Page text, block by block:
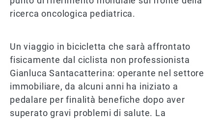
ricerca oncologica pediatrica.
Un viaggio in bicicletta che sarà affrontato
fisicamente dal ciclista non professionista
Gianluca Santacatterina: operante nel settore
immobiliare, da alcuni anni ha iniziato a
pedalare per finalità benefiche dopo aver
superato gravi problemi di salute. La